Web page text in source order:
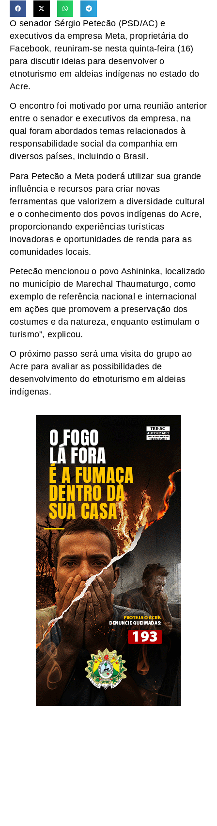
O senador Sérgio Petecão (PSD/AC) e
executivos da empresa Meta, proprietária do
Facebook, reuniram-se nesta quinta-feira (16)
para discutir ideias para desenvolver o
etnoturismo em aldeias indígenas no estado do
Acre.
O encontro foi motivado por uma reunião anterior
entre o senador e executivos da empresa, na
qual foram abordados temas relacionados à
responsabilidade social da companhia em
diversos países, incluindo o Brasil.
Para Petecão a Meta poderá utilizar sua grande
influência e recursos para criar novas
ferramentas que valorizem a diversidade cultural
e o conhecimento dos povos indígenas do Acre,
proporcionando experiências turísticas
inovadoras e oportunidades de renda para as
comunidades locais.
Petecão mencionou o povo Ashininka, localizado
no município de Marechal Thaumaturgo, como
exemplo de referência nacional e internacional
em ações que promovem a preservação dos
costumes e da natureza, enquanto estimulam o
turismo”, explicou.
O próximo passo será uma visita do grupo ao
Acre para avaliar as possibilidades de
desenvolvimento do etnoturismo em aldeias
indígenas.